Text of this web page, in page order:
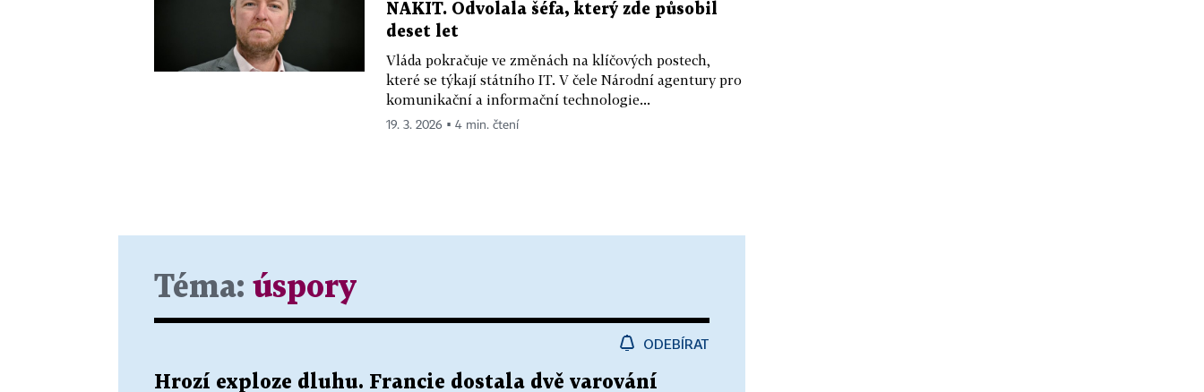
NAKIT. Odvolala šéfa, který zde působil
deset let
Vláda pokračuje ve změnách na klíčových postech,
které se týkají státního IT. V čele Národní agentury pro
komunikační a informační technologie...
19. 3. 2026 ▪ 4 min. čtení
Téma: úspory
ODEBÍRAT
Hrozí exploze dluhu. Francie dostala dvě varování